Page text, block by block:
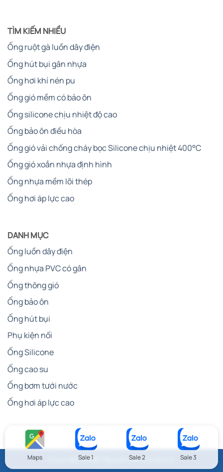
TÌM KIẾM NHIỀU
Ống ruột gà luồn dây điện
Ống hút bụi gân nhựa
Ống hơi khí nén pu
Ống gió mềm có bảo ôn
Ống silicone chịu nhiệt độ cao
Ống bảo ôn điều hòa
Ống gió vải chống cháy bọc Silicone chịu nhiệt 400°C
Ống gió xoắn nhựa định hình
Ống nhựa mềm lõi thép
Ống hơi áp lực cao
DANH MỤC
Ống luồn dây điện
Ống nhựa PVC có gân
Ống thông gió
Ống bảo ôn
Ống hút bụi
Phụ kiện nối
Ống Silicone
Ống cao su
Ống bơm tưới nước
Ống hơi áp lực cao
Copyright 2026 NguyenLam Company
Maps Sale 1 Sale 2 Sale 3